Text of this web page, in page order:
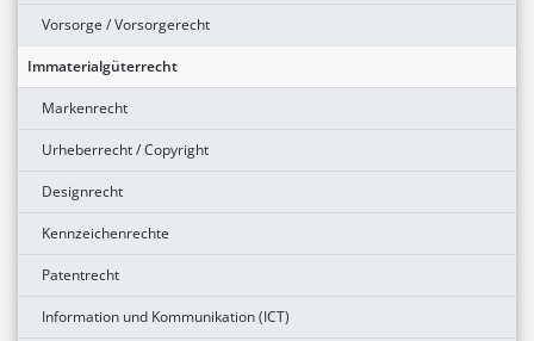
Vorsorge / Vorsorgerecht
Immaterialgüterrecht
Markenrecht
Urheberrecht / Copyright
Designrecht
Kennzeichenrechte
Patentrecht
Information und Kommunikation (ICT)